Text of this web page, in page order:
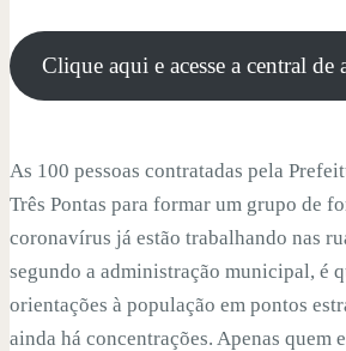
Clique aqui e acesse a central de
As 100 pessoas contratadas pela
Três Pontas para formar um grupo de
coronavírus já estão trabalhando nas
segundo a administração municipal, é
orientações à população em pontos
ainda há concentrações. Apenas quem